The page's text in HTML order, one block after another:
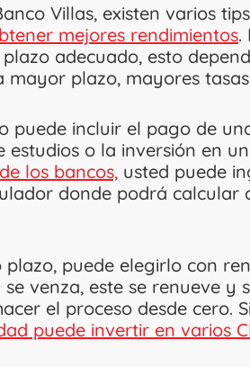
Villas, existen varios
mejores rendimientos.
adecuado, esto
mayor plazo, mayores
puede incluir el pago de
estudios o la inversión en
los bancos, usted puede
donde podrá calcular
plazo, puede elegirlo con
venza, este se renueve y
el proceso desde cero.
puede invertir en varios